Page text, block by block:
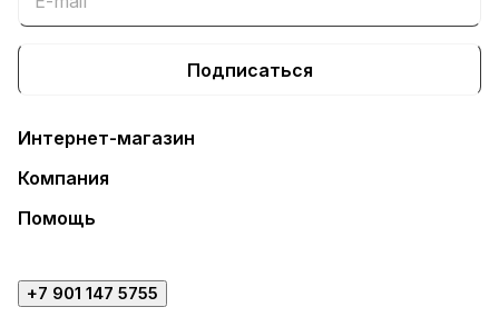
Подписаться
Интернет-магазин
Компания
Помощь
+7 901 147 5755